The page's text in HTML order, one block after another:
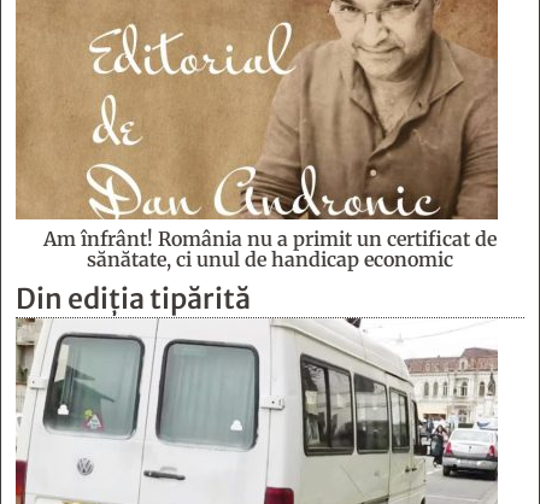
Am înfrânt! România nu a primit un certificat de
sănătate, ci unul de handicap economic
Din ediția tipărită